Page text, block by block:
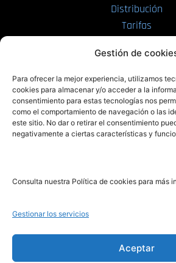
Gestión de
Para ofrecer la mejor experiencia, utilizamos
cookies para almacenar y/o acceder a la
consentimiento para estas tecnologías nos
como el comportamiento de navegación o las
este sitio. No dar o retirar el consentimiento
negativamente a ciertas características y
Consulta nuestra Política de cookies para más
Gestionar los servicios
Aceptar
Distribución
Tarifas
PRL | Films
PRL | Play
PRL | LAB
Noticias
Legal